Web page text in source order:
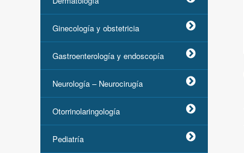
Ginecología y obstetricia
Gastroenterología y endoscopía
Neurología – Neurocirugía
Otorrinolaringología
Pediatría